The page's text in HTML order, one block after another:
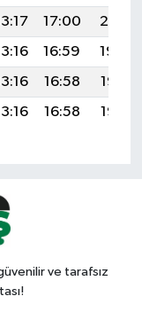
17:00
20:01
16:59
19:59
16:58
19:58
16:58 19:56
ve tarafsız